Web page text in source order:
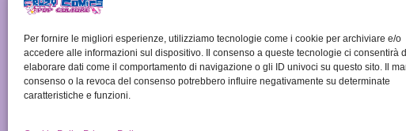
Per fornire le migliori esperienze, utilizziamo tecnologie come i cookie per archiviare e/o
accedere alle informazioni sul dispositivo. Il consenso a queste tecnologie ci consentirà
elaborare dati come il comportamento di navigazione o gli ID univoci su questo sito. Il
consenso o la revoca del consenso potrebbero influire negativamente su determinate
caratteristiche e funzioni.
da Martedì a Sabato:
10.00 - 19.00